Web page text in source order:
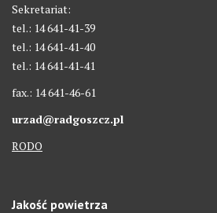
Sekretariat:
tel.: 14 641-41-39
tel.: 14 641-41-40
tel.: 14 641-41-41
fax.: 14 641-46-61
urzad@radgoszcz.pl
RODO
Jakość powietrza